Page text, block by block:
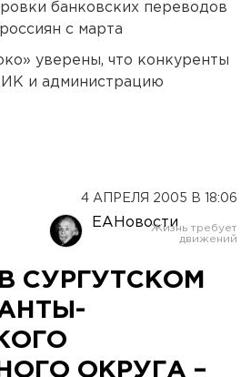
банковских переводов
с марта
уверены, что конкуренты
и администрацию
4 АПРЕЛЯ 2005 В 18:06
ЕАНовости
СУРГУТСКОМ
ОКРУГА –